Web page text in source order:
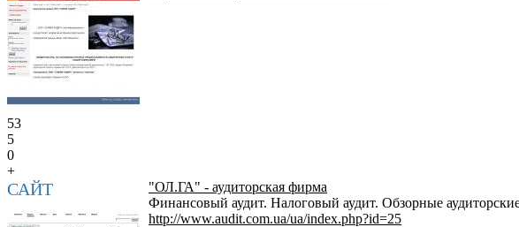
53
5
0
+
САЙТ
"ОЛ.ГА" - аудиторская фирма
Финансовый аудит. Налоговый аудит. Обзорные
http://www.audit.com.ua/ua/index.php?id=25